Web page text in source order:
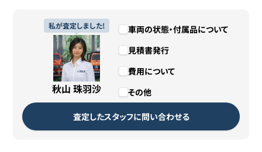
私が査定しました!
秋山 珠羽沙
車両の状態・付属品について
見積書発行
費用について
その他
査定したスタッフに問い合わせる